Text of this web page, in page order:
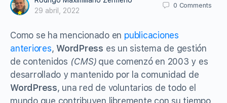
29 abril, 2022
0 Comments
Como se ha mencionado en publicaciones
anteriores, WordPress es un sistema de gestión
de contenidos (CMS)que comenzó en 2003 y es
desarrollado y mantenido por la comunidad de
WordPress, una red de voluntarios de todo el
mundo que contribuyen libremente con su tiempo